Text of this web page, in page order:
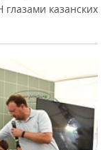
казанских